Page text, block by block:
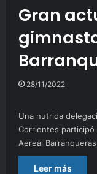
Gran
28/11/2022
Una nutrida
Corrientes participó
Aereal
Leer más